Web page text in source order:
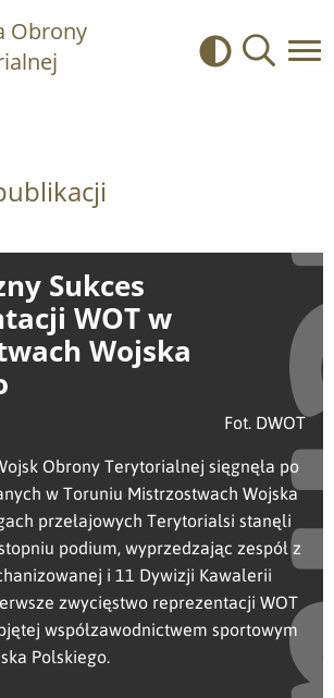
Obrony
Kontrast
Sukces
WOT w
Wojska
Fot. DWOT
Obrony Terytorialnej sięgnęła po
w Toruniu Mistrzostwach Wojska
przełajowych Terytorialsi stanęli
podium, wyprzedzając zespół z
i 11 Dywizji Kawalerii
zwycięstwo reprezentacji WOT
współzawodnictwem sportowym
Polskiego.